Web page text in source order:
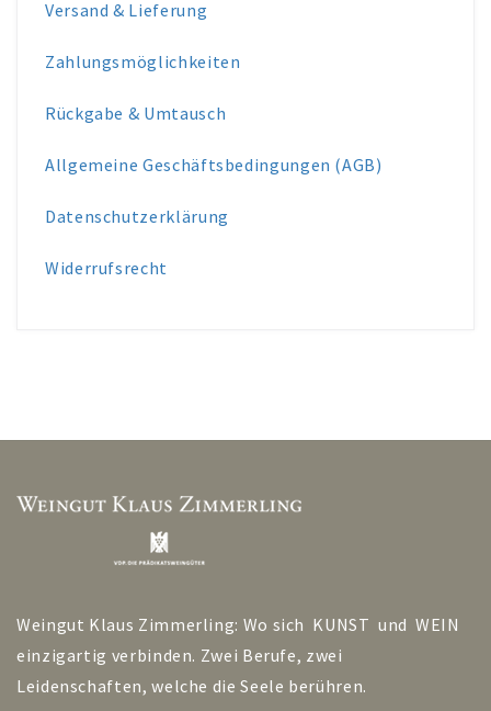
Versand & Lieferung
Zahlungsmöglichkeiten
Rückgabe & Umtausch
Allgemeine Geschäftsbedingungen (AGB)
Datenschutzerklärung
Widerrufsrecht
Weingut Klaus Zimmerling: Wo sich KUNST und WEIN
einzigartig verbinden. Zwei Berufe, zwei
Leidenschaften, welche die Seele berühren.